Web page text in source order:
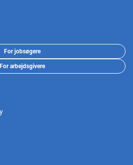
For jobsøgere
For arbejdsgivere